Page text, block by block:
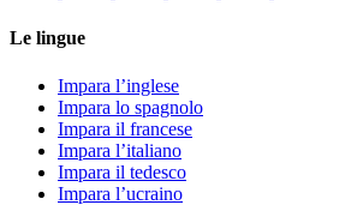
Le lingue
Impara l’inglese
Impara lo spagnolo
Impara il francese
Impara l’italiano
Impara il tedesco
Impara l’ucraino